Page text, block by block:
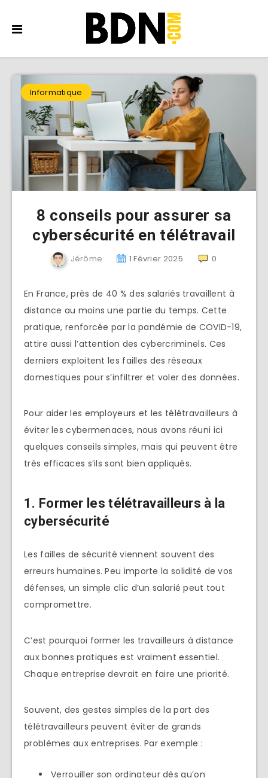
Informatique
8 conseils pour assurer sa
cybersécurité en télétravail
Jérôme 1 Février 2025 0
En France, près de 40 % des salariés travaillent à
distance au moins une partie du temps. Cette
pratique, renforcée par la pandémie de COVID-19,
attire aussi l’attention des cybercriminels. Ces
derniers exploitent les failles des réseaux
domestiques pour s’infiltrer et voler des données.
Pour aider les employeurs et les télétravailleurs à
éviter les cybermenaces, nous avons réuni ici
quelques conseils simples, mais qui peuvent être
très efficaces s’ils sont bien appliqués.
1. Former les télétravailleurs à la
cybersécurité
Les failles de sécurité viennent souvent des
erreurs humaines. Peu importe la solidité de vos
défenses, un simple clic d’un salarié peut tout
compromettre.
C’est pourquoi former les travailleurs à distance
aux bonnes pratiques est vraiment essentiel.
Chaque entreprise devrait en faire une priorité.
Souvent, des gestes simples de la part des
télétravailleurs peuvent éviter de grands
problèmes aux entreprises. Par exemple :
Verrouiller son ordinateur dès qu’on